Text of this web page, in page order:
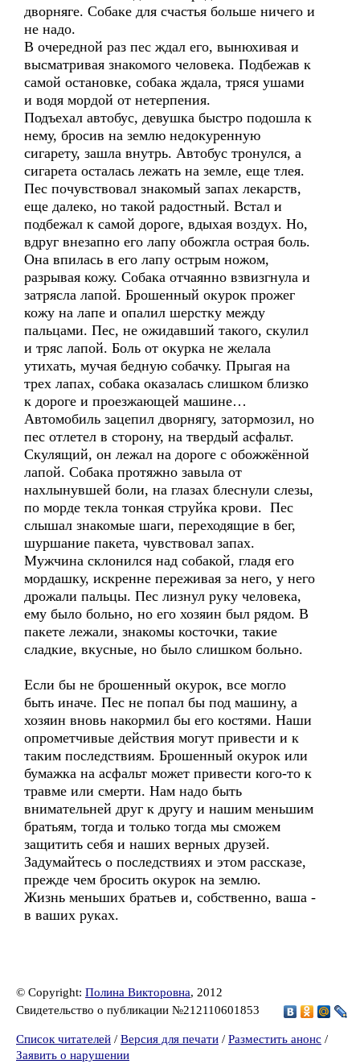
дворняге. Собаке для счастья больше ничего и
не надо.
В очередной раз пес ждал его, вынюхивая и
высматривая знакомого человека. Подбежав к
самой остановке, собака ждала, тряся ушами
и водя мордой от нетерпения.
Подъехал автобус, девушка быстро подошла к
нему, бросив на землю недокуренную
сигарету, зашла внутрь. Автобус тронулся, а
сигарета осталась лежать на земле, еще тлея.
Пес почувствовал знакомый запах лекарств,
еще далеко, но такой радостный. Встал и
подбежал к самой дороге, вдыхая воздух. Но,
вдруг внезапно его лапу обожгла острая боль.
Она впилась в его лапу острым ножом,
разрывая кожу. Собака отчаянно взвизгнула и
затрясла лапой. Брошенный окурок прожег
кожу на лапе и опалил шерстку между
пальцами. Пес, не ожидавший такого, скулил
и тряс лапой. Боль от окурка не желала
утихать, мучая бедную собачку. Прыгая на
трех лапах, собака оказалась слишком близко
к дороге и проезжающей машине…
Автомобиль зацепил дворнягу, затормозил, но
пес отлетел в сторону, на твердый асфальт.
Скулящий, он лежал на дороге с обожжённой
лапой. Собака протяжно завыла от
нахлынувшей боли, на глазах блеснули слезы,
по морде текла тонкая струйка крови. Пес
слышал знакомые шаги, переходящие в бег,
шуршание пакета, чувствовал запах.
Мужчина склонился над собакой, гладя его
мордашку, искренне переживая за него, у него
дрожали пальцы. Пес лизнул руку человека,
ему было больно, но его хозяин был рядом. В
пакете лежали, знакомы косточки, такие
сладкие, вкусные, но было слишком больно.
Если бы не брошенный окурок, все могло
быть иначе. Пес не попал бы под машину, а
хозяин вновь накормил бы его костями. Наши
опрометчивые действия могут привести и к
таким последствиям. Брошенный окурок или
бумажка на асфальт может привести кого-то к
травме или смерти. Нам надо быть
внимательней друг к другу и нашим меньшим
братьям, тогда и только тогда мы сможем
защитить себя и наших верных друзей.
Задумайтесь о последствиях и этом рассказе,
прежде чем бросить окурок на землю.
Жизнь меньших братьев и, собственно, ваша -
в ваших руках.
© Copyright: Полина Викторовна, 2012
Свидетельство о публикации №212110601853
Список читателей / Версия для печати / Разместить анонс /
Заявить о нарушении